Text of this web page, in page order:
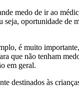
medo de ir ao
seja, oportunidade de
é muito
que não tenham
em geral.
destinados às